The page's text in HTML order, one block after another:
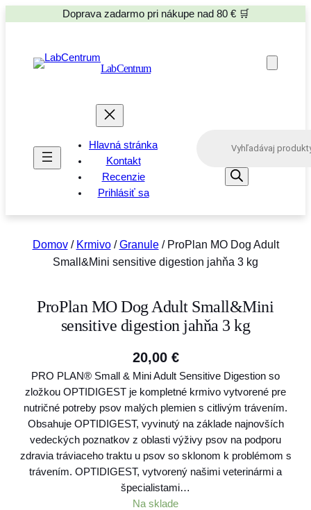
Doprava zadarmo pri nákupe nad 80 € 🛒
LabCentrum
Hlavná stránka
Kontakt
Recenzie
Prihlásiť sa
s
e
r
Domov/ Krmivo/Granule/ ProPlan MO Dog Adult
Small&Mini sensitive digestion jahňa 3 kg
ProPlan MO Dog Adult Small&Mini
sensitive digestion jahňa 3 kg
20,00 €
PRO PLAN® Small & Mini Adult Sensitive Digestion so
zložkou OPTIDIGEST je kompletné krmivo vytvorené pre
nutričné potreby psov malých plemien s citlivým trávením.
Obsahuje OPTIDIGEST, vyvinutý na základe najnovších
vedeckých poznatkov z oblasti výživy psov na podporu
zdravia tráviaceho traktu u psov so sklonom k problémom s
trávením. OPTIDIGEST, vytvorený našimi veterinármi a
špecialistami…
Na sklade